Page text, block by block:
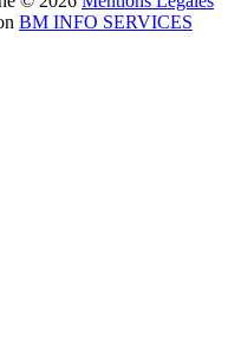
BM INFO SERVICES